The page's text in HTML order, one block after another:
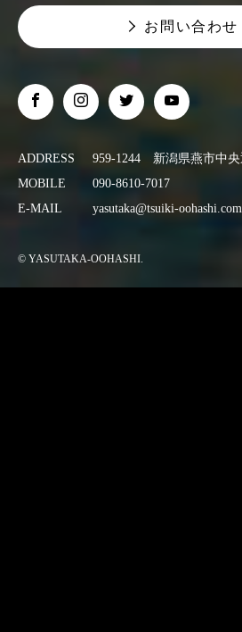
お問い合わせ
ADDRESS
959-1244 新潟県燕市中央
MOBILE
090-8610-7017
E-MAIL
yasutaka@tsuiki-oohashi.com
© YASUTAKA-OOHASHI.